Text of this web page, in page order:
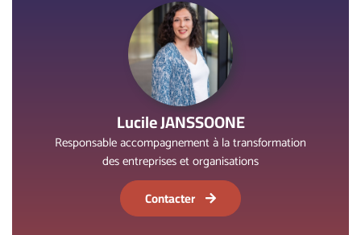
Lucile JANSSOONE
Responsable accompagnement à la transformation
des entreprises et organisations
Contacter